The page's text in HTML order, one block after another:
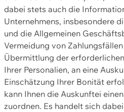
dabei stets auch die
Unternehmens, insbesondere
und die Allgemeinen
Vermeidung von
Übermittlung der
Ihrer Personalien, an eine
Einschätzung Ihrer Bonität
kann Ihnen die Auskunftei
zuordnen. Es handelt sich